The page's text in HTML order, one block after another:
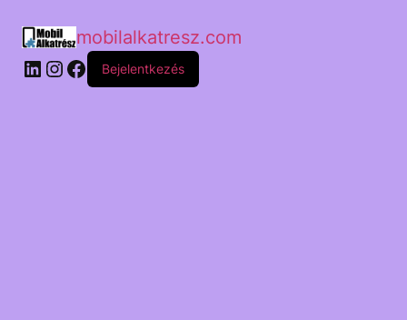
mobilalkatresz.com
Bejelentkezés